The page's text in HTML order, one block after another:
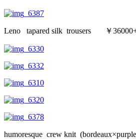
Leno tapared silk trousers ￥
humoresque crew knit